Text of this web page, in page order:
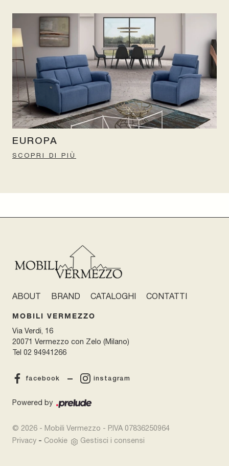
EUROPA
SCOPRI DI PIÙ
ABOUT BRAND CATALOGHI CONTATTI
MOBILI VERMEZZO
Via Verdi, 16
20071 Vermezzo con Zelo (Milano)
Tel 02 94941266
facebook instagram
Powered by
© 2026 - Mobili Vermezzo - P.IVA 07836250964
Privacy - Cookie Gestisci i consensi